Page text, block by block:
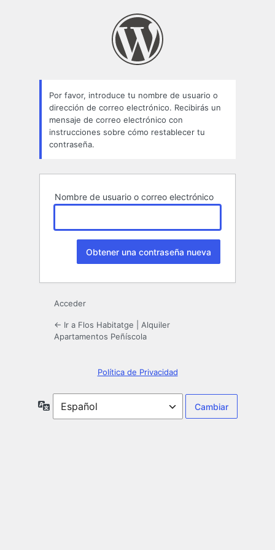
Por favor, introduce tu nombre de usuario o
dirección de correo electrónico. Recibirás un
mensaje de correo electrónico con
instrucciones sobre cómo restablecer tu
contraseña.
Nombre de usuario o correo electrónico
Acceder
← Ir a Flos Habitatge | Alquiler
Apartamentos Peñíscola
Política de Privacidad
Idioma